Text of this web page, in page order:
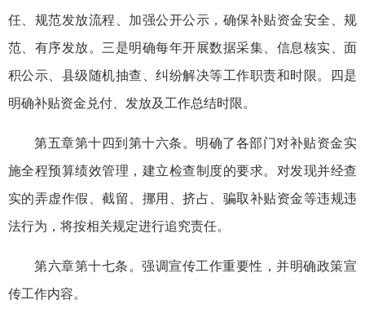
任、规范发放流程、加强公开公示，确保补贴资金安全、规
范、有序发放。三是明确每年开展数据采集、信息核实、面
积公示、县级随机抽查、纠纷解决等工作职责和时限。四是
明确补贴资金兑付、发放及工作总结时限。
第五章第十四到第十六条。明确了各部门对补贴资金实
施全程预算绩效管理，建立检查制度的要求。对发现并经查
实的弄虚作假、截留、挪用、挤占、骗取补贴资金等违规违
法行为，将按相关规定进行追究责任。
第六章第十七条。强调宣传工作重要性，并明确政策宣
传工作内容。